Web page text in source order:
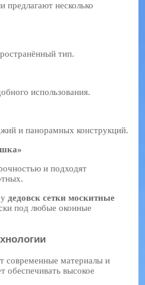
предлагают несколько
тип.
использования.
и панорамных конструкций.
и подходят
дедовск сетки москитные
под любые оконные
современные материалы и
обеспечивать высокое